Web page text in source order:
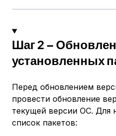
Шаг 2 –
установленных
Перед обновлением
провести обновление
текущей версии ОС. Для
список пакетов: